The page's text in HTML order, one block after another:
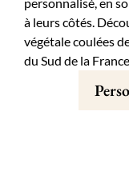
à leurs côtés.
végétale coulées
du Sud de la France.